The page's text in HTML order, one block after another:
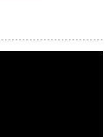
イプカット ポリ